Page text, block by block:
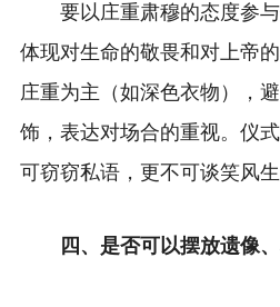
要以庄重肃穆的态度参
体现对生命的敬畏和对上帝
庄重为主（如深色衣物），
饰，表达对场合的重视。仪
可窃窃私语，更不可谈笑风生
四、是否可以摆放遗像